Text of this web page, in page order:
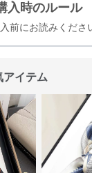
入時のルール
前にお読みくださ
アイテム